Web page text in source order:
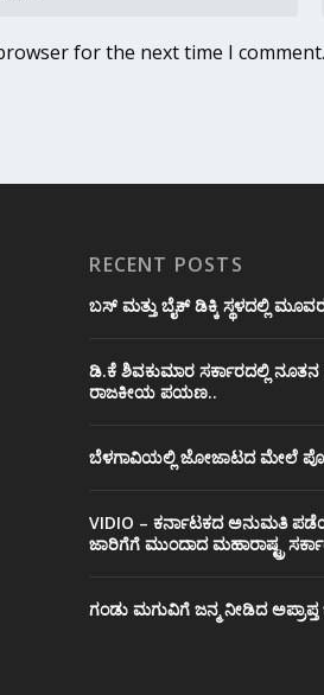
for the next time I comment.
RECENT POSTS
ಬಸ್ ಮತ್ತು ಬೈಕ್ ಡಿಕ್ಕಿ ಸ್ಥಳದಲ್ಲಿ
ಡಿ.ಕೆ ಶಿವಕುಮಾರ ಸರ್ಕಾರದಲ್ಲಿ
ರಾಜಕೀಯ ಪಯಣ..
ಬೆಳಗಾವಿಯಲ್ಲಿ ಜೋಜಾಟದ ಮೇಲೆ
VIDIO – ಕರ್ನಾಟಕದ ಅನುಮತಿ
ಜಾರಿಗೆಗೆ ಮುಂದಾದ ಮಹಾರಾಷ್ಟ್ರ
ಗಂಡು ಮಗುವಿಗೆ ಜನ್ಮ ನೀಡಿದ